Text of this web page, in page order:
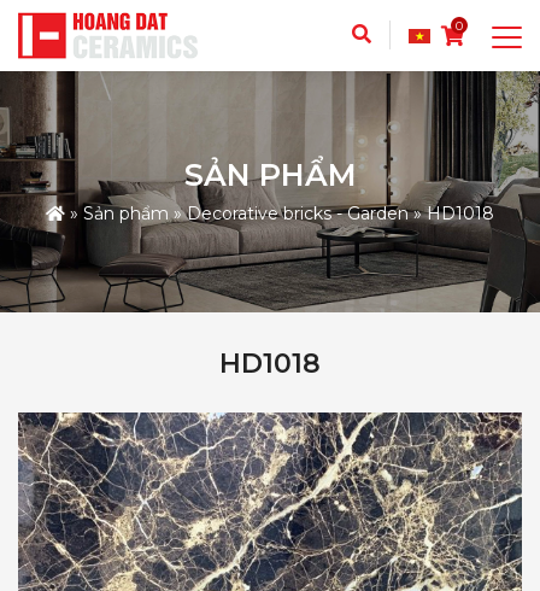
0
SẢN PHẨM
» Sản phẩm » Decorative bricks - Garden » HD1018
HD1018